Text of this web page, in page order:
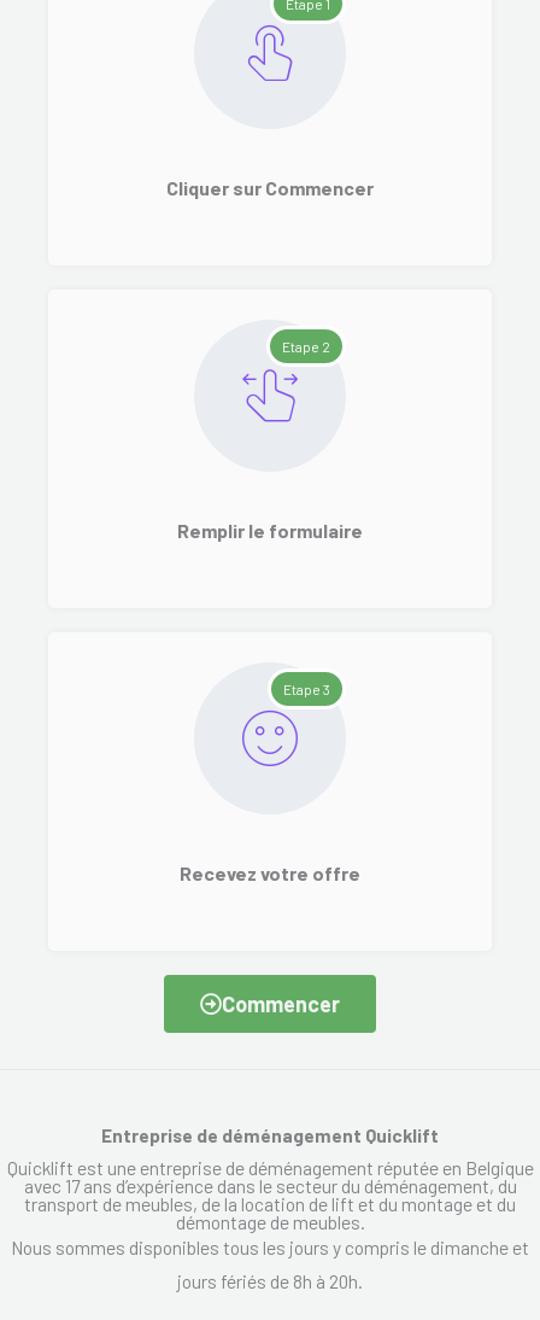
Etape 1
Cliquer sur Commencer
Etape 2
Remplir le formulaire
Etape 3
Recevez votre offre
Commencer
Entreprise de déménagement Quicklift
Quicklift est une entreprise de déménagement réputée en Belgique
avec 17 ans d’expérience dans le secteur du déménagement, du
transport de meubles, de la location de lift et du montage et du
démontage de meubles.
Nous sommes disponibles tous les jours y compris le dimanche et
jours fériés de 8h à 20h.